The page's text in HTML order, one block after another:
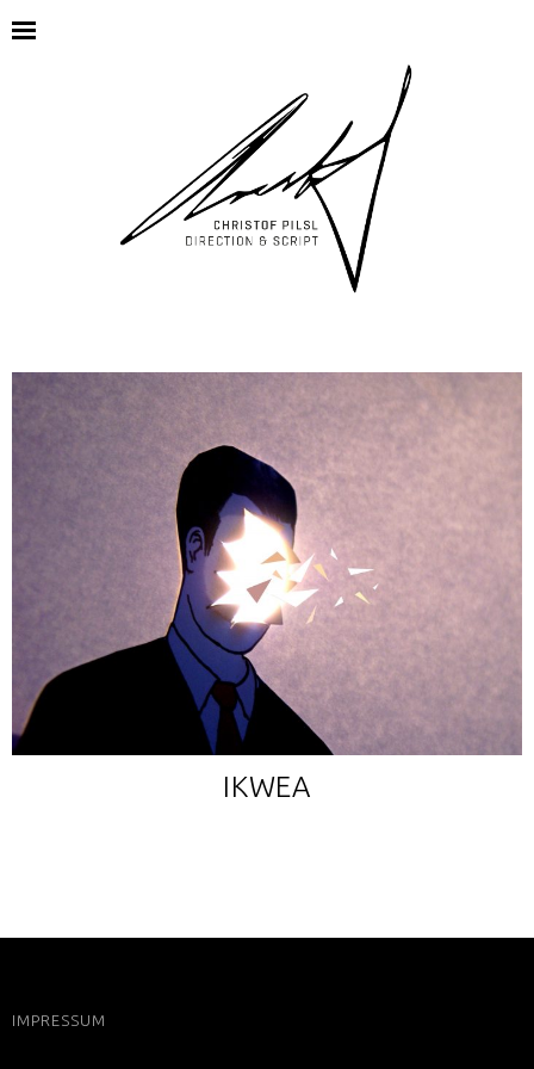
IKWEA
IMPRESSUM